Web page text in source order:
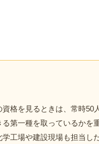
格を見るときは、常時50
第一種を取っているかを
工場や建設現場も担当し